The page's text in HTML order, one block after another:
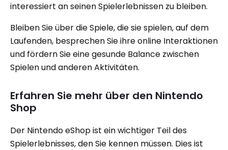
interessiert an seinen Spielerlebnissen zu bleiben.
Bleiben Sie über die Spiele, die sie spielen, auf dem
Laufenden, besprechen Sie ihre online Interaktionen
und fördern Sie eine gesunde Balance zwischen
Spielen und anderen Aktivitäten.
Erfahren Sie mehr über den Nintendo
Shop
Der Nintendo eShop ist ein wichtiger Teil des
Spielerlebnisses, den Sie kennen müssen. Dies ist